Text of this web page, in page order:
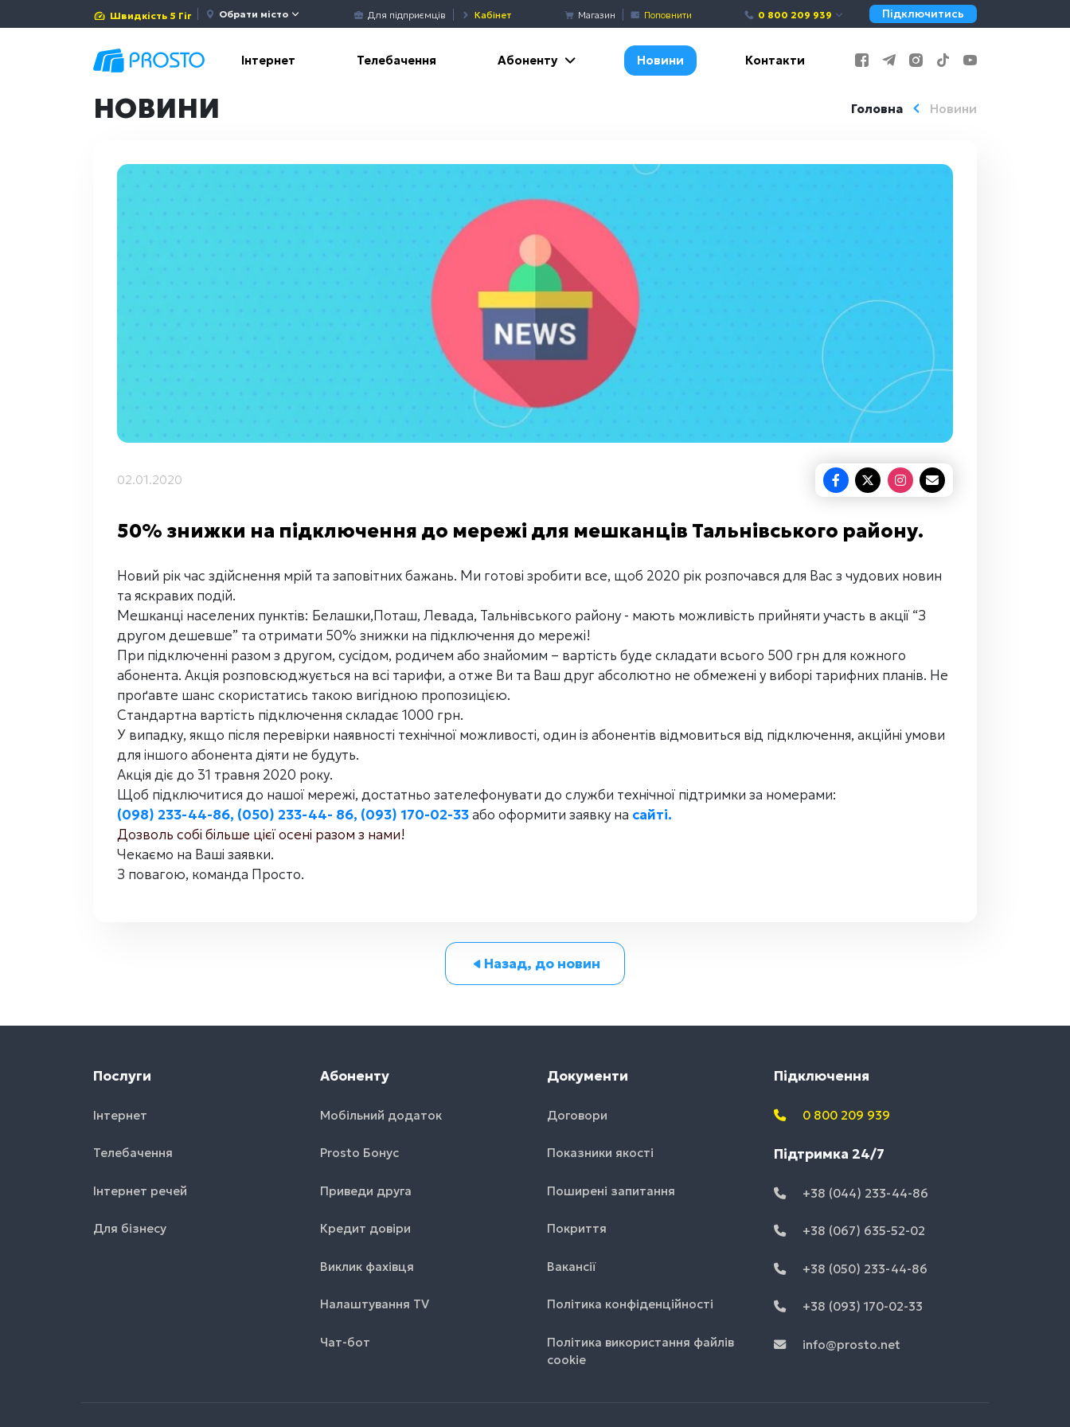
Швидкість 5 Гіг Обрати місто Для підприємців Кабінет Магазин Поповнити 0 800 209 939 Підключитись
Інтернет Телебачення Абоненту Новини Контакти
Головна Новини
НОВИНИ
02.01.2020
50% знижки на підключення до мережі для мешканців Тальнівського району.
Новий рік час здійснення мрій та заповітних бажань. Ми готові зробити все, щоб 2020 рік розпочався для Вас з чудових новин
та яскравих подій.
Мешканці населених пунктів: Белашки,Поташ, Левада, Тальнівського району - мають можливість прийняти участь в акції “З
другом дешевше” та отримати 50% знижки на підключення до мережі!
При підключенні разом з другом, сусідом, родичем або знайомим – вартість буде складати всього 500 грн для кожного
абонента. Акція розповсюджується на всі тарифи, а отже Ви та Ваш друг абсолютно не обмежені у виборі тарифних планів. Не
проґавте шанс скористатись такою вигідною пропозицією.
Стандартна вартість підключення складає 1000 грн.
У випадку, якщо після перевірки наявності технічної можливості, один із абонентів відмовиться від підключення, акційні умови
для іншого абонента діяти не будуть.
Акція діє до 31 травня 2020 року.
Щоб підключитися до нашої мережі, достатньо зателефонувати до служби технічної підтримки за номерами:
(098) 233-44-86, (050) 233-44- 86, (093) 170-02-33або оформити заявку на сайті.
Дозволь собі більше цієї осені разом з нами!
Чекаємо на Ваші заявки.
З повагою, команда Просто.
Назад, до новин
Послуги
Інтернет
Телебачення
Інтернет речей
Для бізнесу
Абоненту
Мобільний додаток
Prosto Бонус
Приведи друга
Кредит довіри
Виклик фахівця
Налаштування TV
Чат-бот
Документи
Договори
Показники якості
Поширені запитання
Покриття
Вакансії
Політика конфіденційності
Політика використання файлів
cookie
Підключення
0 800 209 939
Підтримка 24/7
+38 (044) 233-44-86
+38 (067) 635-52-02
+38 (050) 233-44-86
+38 (093) 170-02-33
info@prosto.net